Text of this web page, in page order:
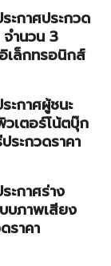
ะกาศประกวด
ำนวน 3
เล็กทรอนิกส์
ะกาศผู้ชนะ
วเตอร์โน้ตบุ๊ก
ระกวดราคา
ะกาศร่าง
บภาพเสียง
ราคา